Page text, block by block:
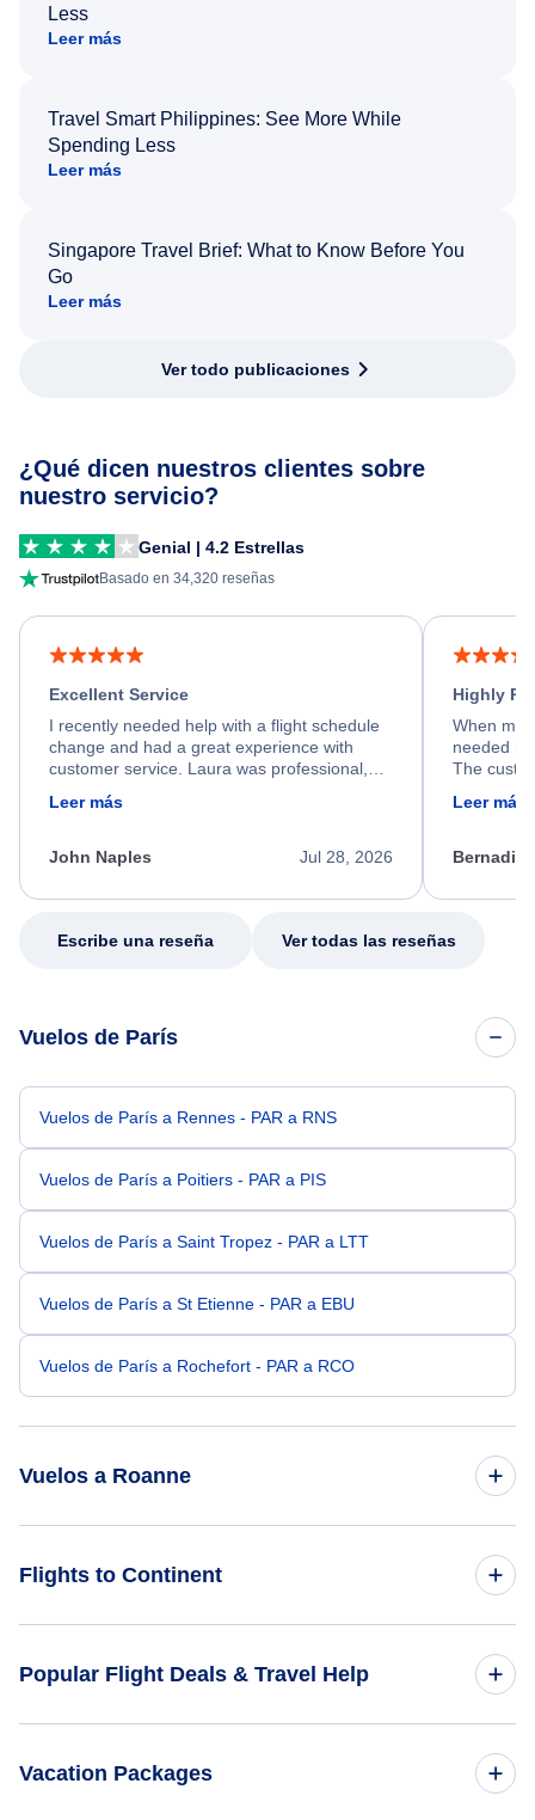
Less
Leer más
Travel Smart Philippines: See More While
Spending Less
Leer más
Singapore Travel Brief: What to Know Before You
Go
Leer más
Ver todo publicaciones
¿Qué dicen nuestros clientes sobre
nuestro servicio?
Genial | 4.2 Estrellas
Basado en 34,320 reseñas
Excellent Service
I recently needed help with a flight schedule
change and had a great experience with
customer service. Laura was professional,
friendly, and very helpful throughout the
process. She quickly found a solution and
appreciate her excellent service.
Leer más
Jul 28, 2026
John Naples
Highly
When my
needed
The
calm,
my issue.
Leer más
Escribe una reseña Ver todas las reseñas
Vuelos de París
Vuelos de París a Rennes - PAR a RNS
Vuelos de París a Poitiers - PAR a PIS
Vuelos de París a Saint Tropez - PAR a LTT
Vuelos de París a St Etienne - PAR a EBU
Vuelos de París a Rochefort - PAR a RCO
Vuelos a Roanne
Vuelos de Broome a Roanne - BME a RNE
Flights to Continent
Flights to Caribbean
Popular Flight Deals & Travel Help
Vacation Packages